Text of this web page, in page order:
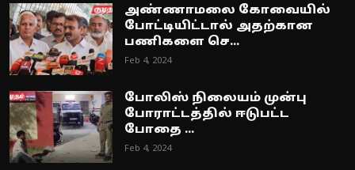
அண்ணாமலை கோவையில்
போட்டியிட்டால் அதற்கான
பணிகளை செ...
Feb 4, 2024
போலிஸ் நிலையம் முன்பு
போராட்டத்தில் ஈடுபட்ட
போதை ...
Feb 4, 2024